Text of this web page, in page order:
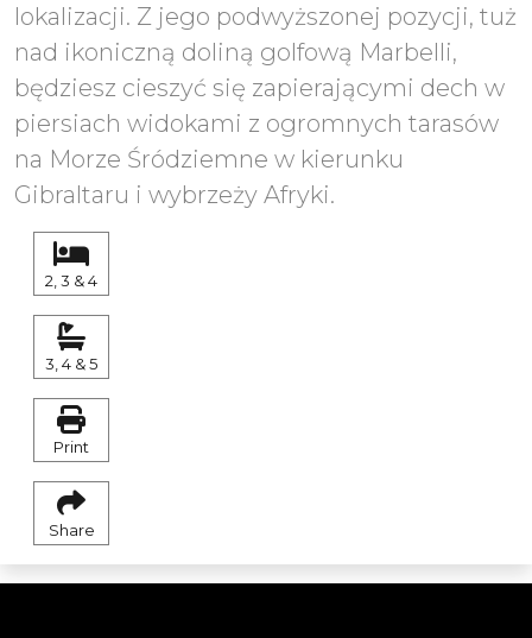
lokalizacji. Z jego podwyższonej pozycji, tuż
nad ikoniczną doliną golfową Marbelli,
będziesz cieszyć się zapierającymi dech w
piersiach widokami z ogromnych tarasów
na Morze Śródziemne w kierunku
Gibraltaru i wybrzeży Afryki.
2, 3 & 4
3, 4 & 5
Print
Share